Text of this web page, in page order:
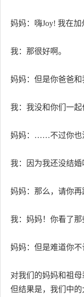
妈妈：嗨Joy! 我在
我：那很好啊。
妈妈：但是你爸爸
我：我没和你们一起
妈妈：……不过你也
我：因为我还没结婚
妈妈：那么，请你再
我：妈妈！你看了
妈妈：但是难道你
对我们的妈妈和祖
但结果是，我们中